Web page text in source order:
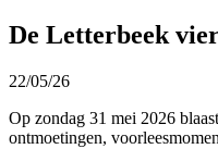
De Letterbeek
22/05/26
Op zondag 31 mei 2026
ontmoetingen,